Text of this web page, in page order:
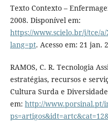
Texto Contexto –
2008. Disponível em:
https://www.scielo.br/j/tce/
lang=pt. Acesso em: 21 jan.
RAMOS, C. R. Tecnologia
estratégias, recursos e
Cultura Surda e
em: http://www.porsinal.pt/